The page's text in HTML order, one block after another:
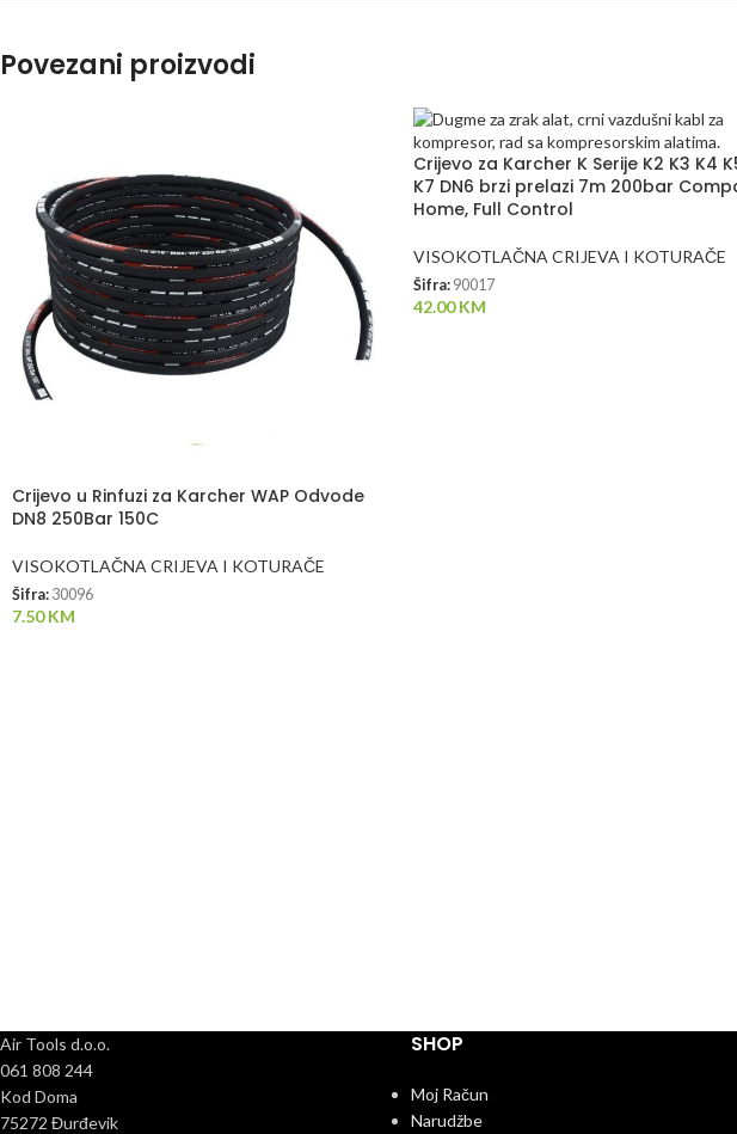
Povezani proizvodi
Crijevo u Rinfuzi za Karcher WAP Odvode
DN8 250Bar 150C
VISOKOTLAČNA CRIJEVA I KOTURAČE
Šifra: 30096
7.50KM
Crijevo za Karcher K Serije K2 K3 K4
K7 DN6 brzi prelazi 7m 200bar
Home, Full Control
VISOKOTLAČNA CRIJEVA I KOTURAČE
Šifra: 90017
42.00KM
Air Tools d.o.o.
061 808 244
Kod Doma
75272 Đurđevik
SHOP
Moj Račun
Narudžbe